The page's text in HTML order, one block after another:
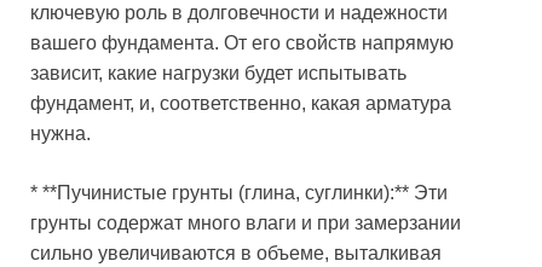
ключевую роль в долговечности и надежности
вашего фундамента. От его свойств напрямую
зависит, какие нагрузки будет испытывать
фундамент, и, соответственно, какая арматура
нужна.
* **Пучинистые грунты (глина, суглинки):** Эти
грунты содержат много влаги и при замерзании
сильно увеличиваются в объеме, выталкивая